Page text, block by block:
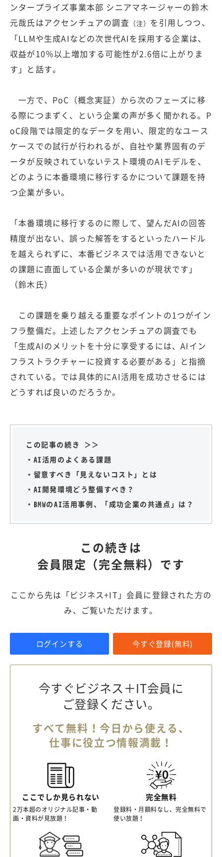
ンタープライズ事業本部 シニアマネージャーの鈴木
元哉氏はアクセンチュアの調査 （注） を引用しつつ、
「LLMや生成AIなどの次世代AIを採用する企業は、
収益が10％以上増加する可能性が2.6倍に上がりま
す」と話す。
一方で、PoC（概念実証）から次のフェーズに移
る際につまずく、という企業の声が多く聞かれる。P
oC段階では限定的なデータを用い、限定的なユース
ケースでの試行が行われるが、自社や業界固有のデ
ータが反映されていないテスト環境のAIモデルを、
どのように本番環境に移行するかについて課題を持
つ企業が多い。
「本番環境に移行するのに際して、望んだAIの回答
精度が出ない、誤った解答をするといったハードル
を越えられずに、本番ビジネスでは活用できないと
の課題に直面している企業が多いのが現状です」
（鈴木氏）
この課題を乗り越える重要なポイントの1つがイン
フラ整備だ。上述したアクセンチュアの調査でも
「生成AIのメリットを十分に享受するには、AIイン
フラストラクチャーに投資する必要がある」と指摘
されている。では具体的にAI活用を成功させるには
どうすれば良いのだろうか。
この記事の続き ＞＞
・AI活用のよくある課題
・留意すべき「見えないコスト」とは
・AI開発環境どう整備すべき？
・BMWのAI活用事例、「成功企業の共通点」は？
この続きは
会員限定（完全無料）です
ここから先は「ビジネス+IT」会員に登録された方の
み、ご覧いただけます。
ログインする 今すぐ登録(無料)
今すぐビジネス＋IT会員に
ご登録ください。
すべて無料！今日から使える、
仕事に役立つ情報満載！
ここでしか見られない
2万本超のオリジナル記事・動
画・資料が見放題！
完全無料
登録料・月額料なし、完全無料で
使い放題！